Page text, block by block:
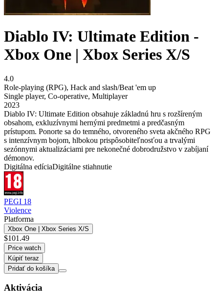
Diablo IV: Ultimate Edition -
Xbox One | Xbox Series X/S
4.0
Role-playing (RPG), Hack and slash/Beat 'em up
Single player, Co-operative, Multiplayer
2023
Diablo IV: Ultimate Edition obsahuje základnú hru s rozšíreným
obsahom, exkluzívnymi hernými predmetmi a predčasným
prístupom. Ponorte sa do temného, otvoreného sveta akčného RPG
s intenzívnym bojom, hlbokou prispôsobiteľnosťou a trvalými
sezónnymi aktualizáciami pre nekonečné dobrodružstvo v zabíjaní
démonov.
Digitálna edíciaDigitálne stiahnutie
PEGI 18
Violence
Platforma
Xbox One | Xbox Series X/S
$101.49
Price watch
Kúpiť teraz
Pridať do košíka
Aktivácia